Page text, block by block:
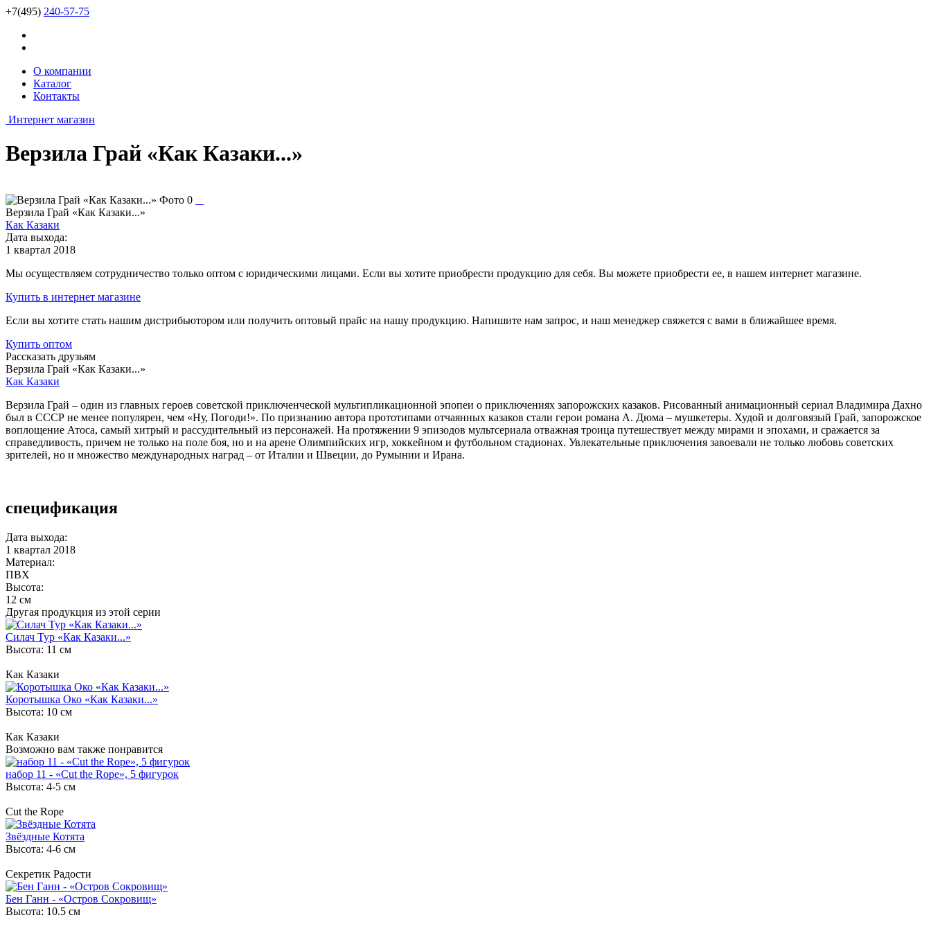
+7(495) 240-57-75
О компании
Каталог
Контакты
Интернет магазин
Верзила Грай «Как Казаки...»
Верзила Грай «Как Казаки...»
Как Казаки
Дата выхода:
1 квартал 2018
Мы осуществляем сотрудничество только оптом с юридическими лицами. Если вы хотите приобрести продукцию для себя. Вы можете приобрести ее, в нашем интернет магазине.
Купить в интернет магазине
Если вы хотите стать нашим дистрибьютором или получить оптовый прайс на нашу продукцию. Напишите нам запрос, и наш менеджер свяжется с вами в ближайшее время.
Купить оптом
Рассказать друзьям
Верзила Грай «Как Казаки...»
Как Казаки
Верзила Грай – один из главных героев советской приключенческой мультипликационной эпопеи о приключениях запорожских казаков. Рисованный анимационный сериал Владимира Дахно
был в СССР не менее популярен, чем «Ну, Погоди!». По признанию автора прототипами отчаянных казаков стали герои романа А. Дюма – мушкетеры. Худой и долговязый Грай, запорожское
воплощение Атоса, самый хитрый и рассудительный из персонажей. На протяжении 9 эпизодов мультсериала отважная троица путешествует между мирами и эпохами, и сражается за
справедливость, причем не только на поле боя, но и на арене Олимпийских игр, хоккейном и футбольном стадионах. Увлекательные приключения завоевали не только любовь советских
зрителей, но и множество международных наград – от Италии и Швеции, до Румынии и Ирана.
спецификация
Дата выхода:
1 квартал 2018
Материал:
ПВХ
Высота:
12 см
Другая продукция из этой серии
Силач Тур «Как Казаки...»
Высота: 11 см
Как Казаки
Коротышка Око «Как Казаки...»
Высота: 10 см
Как Казаки
Возможно вам также понравится
набор 11 - «Cut the Rope», 5 фигурок
Высота: 4-5 см
Cut the Rope
Звёздные Котята
Высота: 4-6 см
Секретик Радости
Бен Ганн - «Остров Сокровищ»
Высота: 10.5 см